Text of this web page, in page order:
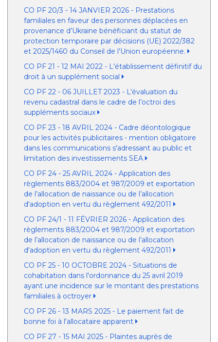
CO PF 20/3 - 14 JANVIER 2026 - Prestations
familiales en faveur des personnes déplacées en
provenance d’Ukraine bénéficiant du statut de
protection temporaire par décisions (UE) 2022/382
et 2025/1460 du Conseil de l’Union européenne.
CO PF 21 - 12 MAI 2022 - L'établissement définitif du
droit à un supplément social
CO PF 22 - 06 JUILLET 2023 - L’évaluation du
revenu cadastral dans le cadre de l’octroi des
suppléments sociaux
CO PF 23 - 18 AVRIL 2024 - Cadre déontologique
pour les activités publicitaires - mention obligatoire
dans les communications s'adressant au public et
limitation des investissements SEA
CO PF 24 - 25 AVRIL 2024 - Application des
règlements 883/2004 et 987/2009 et exportation
de l’allocation de naissance ou de l’allocation
d'adoption en vertu du règlement 492/2011
CO PF 24/1 - 11 FÉVRIER 2026 - Application des
règlements 883/2004 et 987/2009 et exportation
de l’allocation de naissance ou de l’allocation
d'adoption en vertu du règlement 492/2011
CO PF 25 - 10 OCTOBRE 2024 - Situations de
cohabitation dans l'ordonnance du 25 avril 2019
ayant une incidence sur le montant des prestations
familiales à octroyer
CO PF 26 - 13 MARS 2025 - Le paiement fait de
bonne foi à l'allocataire apparent
CO PF 27 - 15 MAI 2025 - Plaintes auprès de